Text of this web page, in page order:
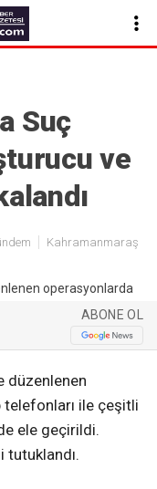
Suç
ve
Kahramanmaraş
ABONE OL
düzenlenen
telefonları ile çeşitli
ele geçirildi.
tutuklandı.